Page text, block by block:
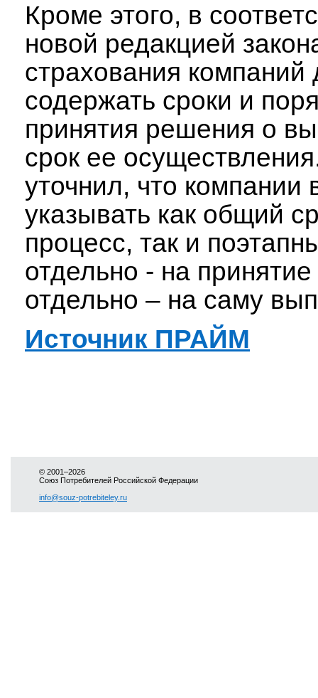
Кроме этого, в
новой редакцией
страхования
содержать сроки и
принятия решения о
срок ее
уточнил, что компании
указывать как общий
процесс, так и
отдельно - на
отдельно – на саму
Источник ПРАЙМ
© 2001–2026
Союз Потребителей Российской Федерации
info@souz-potrebiteley.ru